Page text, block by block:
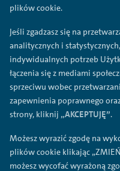
Porsche Macan
Porsche Taycan
Cupra
Cupra Ateca
Cupra Born
Cupra Formentor
plików cookie.
Jeśli zgadzasz się na
analitycznych i
indywidualnych potrzeb
łączenia się z mediami
sprzeciwu wobec
zapewnienia poprawnego
strony, kliknij „AKCEPTUJĘ”.
Możesz wyrazić zgodę na
plików cookie klikając
możesz wycofać wyrażoną